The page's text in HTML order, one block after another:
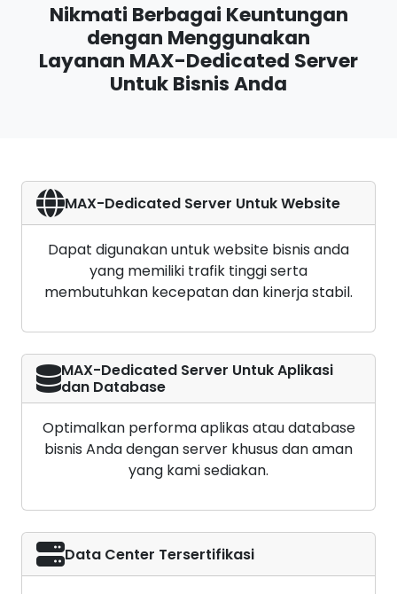
Nikmati Berbagai Keuntungan
dengan Menggunakan
Layanan MAX-Dedicated Server
Untuk Bisnis Anda
MAX-Dedicated Server Untuk Website
Dapat digunakan untuk website bisnis anda
yang memiliki trafik tinggi serta
membutuhkan kecepatan dan kinerja stabil.
MAX-Dedicated Server Untuk Aplikasi
dan Database
Optimalkan performa aplikas atau database
bisnis Anda dengan server khusus dan aman
yang kami sediakan.
Data Center Tersertifikasi